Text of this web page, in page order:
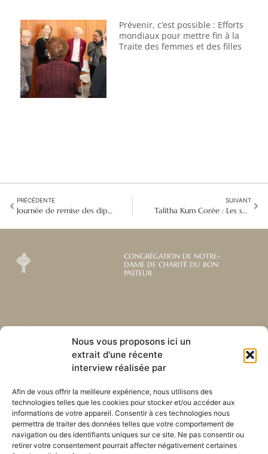
Nous vous proposons ici un
extrait d'une récente
interview réalisée par
Afin de vous offrir la meilleure expérience, nous utilisons des
technologies telles que les cookies pour stocker et/ou accéder aux
informations de votre appareil. Consentir à ces technologies nous
permettra de traiter des données telles que votre comportement de
navigation ou des identifiants uniques sur ce site. Ne pas consentir ou
retirer votre consentement pourrait affecter négativement certaines
Prévenir, c’est possible : Efforts
mondiaux pour mettre fin à la
Traite des femmes et des filles
PRÉCÉDENTE
Journée de remise des diplômes au Vietnam à l'école caritative Tan Son Nhi
SUIVANT
Talitha Kum Corée : Les sœurs solidaires contre la traite des êtres humains
CONGRÉGATION DE NOTRE-
DAME DE CHARITÉ DU BON
PASTEUR
Abonnez-vous à notre
newsletter mensuelle
Recevez les dernières nouvelles
nos ministères à travers le monde.
S'ABONNER
Liens utiles
Envoyez-nous votre
Plan du site